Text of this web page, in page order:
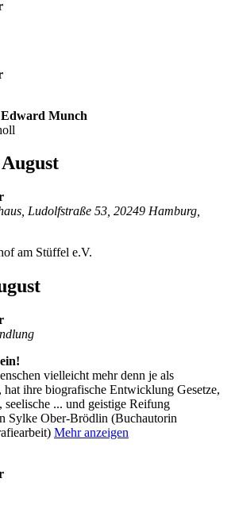
Edward Munch
Ludolfstraße 53, 20249 Hamburg,
am Stüffel e.V.
vielleicht mehr denn je als
ihre biografische Entwicklung Gesetze,
seelische ... und geistige Reifung
Sylke Ober-Brödlin (Buchautorin
Mehr anzeigen